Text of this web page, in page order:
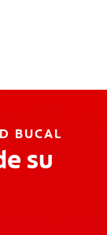
BUCAL
su